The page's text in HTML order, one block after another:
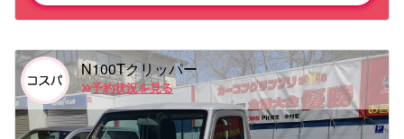
N100Tクリッパー
予約状況を見る